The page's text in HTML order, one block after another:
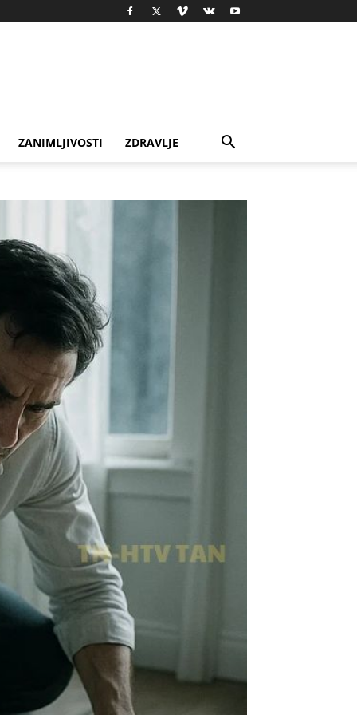
ZANIMLJIVOSTI ZDRAVLJE